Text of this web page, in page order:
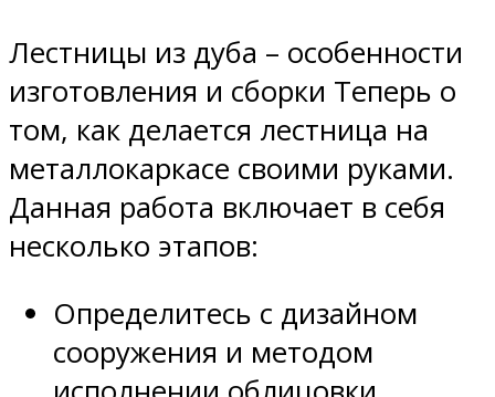
Лестницы из дуба – особенности
изготовления и сборки Теперь о
том, как делается лестница на
металлокаркасе своими руками.
Данная работа включает в себя
несколько этапов:
Определитесь с дизайном
сооружения и методом